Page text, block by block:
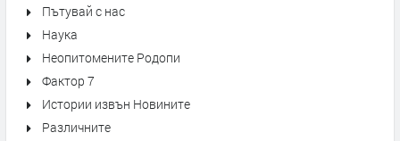
Пътувай с нас
Наука
Неопитомените Родопи
Фактор 7
Истории извън Новините
Различните